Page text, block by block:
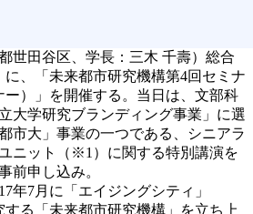
世田谷区、学長：三木 千壽）総合
に、「未来都市研究機構第4回セミナ
ー）」を開催する。当日は、文部科
大学研究ブランディング事業」に選
市大」事業の一つである、シニアラ
ニット（※1）に関する特別講演を
前申し込み。
年7月に「エイジングシティ」
する「未来都市研究機構」を立ち上